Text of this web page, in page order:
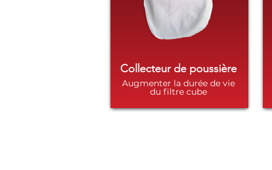
Collecteur de poussière
Augmenter la durée de vie
du filtre cube